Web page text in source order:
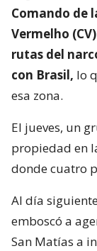
Comando de
Vermelho
rutas del
con Brasil, lo
esa zona.
El jueves, un
propiedad en
donde cuatro
Al día
emboscó a
San Matías a